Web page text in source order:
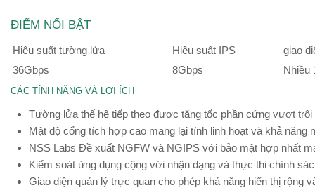
ĐIỂM NỔI BẬT
Hiệu suất tường lửa Hiệu suất IPS
giao
36Gbps
8Gbps Nhiều
CÁC TÍNH NĂNG VÀ LỢI ÍCH
Tường lửa thế hệ tiếp theo được tăng tốc phần cứng vượt
Mật độ cổng tích hợp cao mang lại tính linh hoạt và khả năng
NSS Labs Đề xuất NGFW và NGIPS với bảo mật hợp nhất
Kiểm soát ứng dụng cộng với nhận dạng và thực thi chính
Giao diện quản lý trực quan cho phép khả năng hiển thị rộng